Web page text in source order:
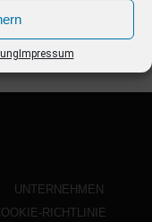
Impressum
UNTERNEHMEN
RICHTLINIE